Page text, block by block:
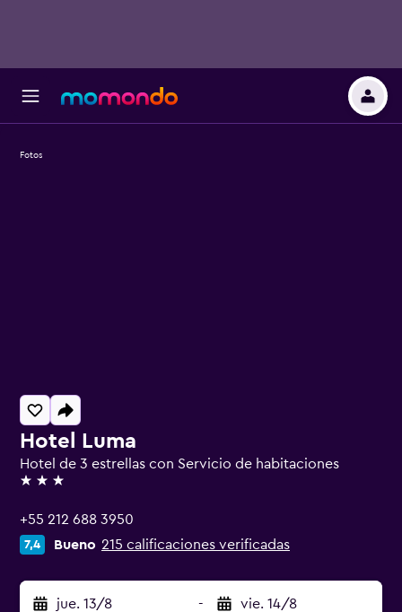
Hotel Luma
Hotel de 3 estrellas con Servicio de habitaciones
3 estrellas
+55 212 688 3950
7,4 Bueno 215 calificaciones verificadas
jue. 13/8 - vie. 14/8
Fotos